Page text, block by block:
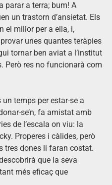
parar a terra; bum! A
un trastorn d’ansietat. Els
el millor per a ella, i,
unes quantes teràpies
tornar ben aviat a l’institut
Però res no funcionarà com
un temps per estar-se a
se’n, fa amistat amb
de l’escala on viu: la
Properes i càlides, però
tres dones li faran costat.
que la seva
més eficaç que